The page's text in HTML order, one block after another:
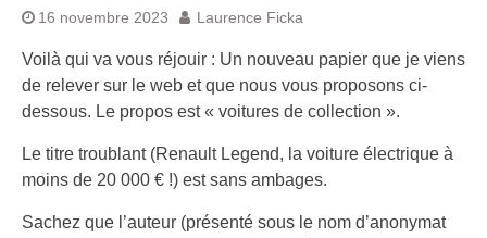
16 novembre 2023 Laurence Ficka
Voilà qui va vous réjouir : Un nouveau papier que je viens
de relever sur le web et que nous vous proposons ci-
dessous. Le propos est « voitures de collection ».
Le titre troublant (Renault Legend, la voiture électrique à
moins de 20 000 € !) est sans ambages.
Sachez que l’auteur (présenté sous le nom d’anonymat